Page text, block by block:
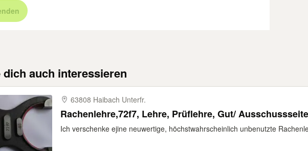
dich auch interessieren
63808 Haibach Unterfr.
Rachenlehre,72f7, Lehre, Prüflehre, Gut/ Ausschussseite
Ich verschenke ejine neuwertige, höchstwahrscheinlich unbenutzte